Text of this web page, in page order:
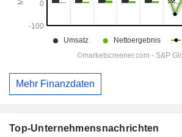
Mehr Finanzdaten
Top-Unternehmensnachrichten